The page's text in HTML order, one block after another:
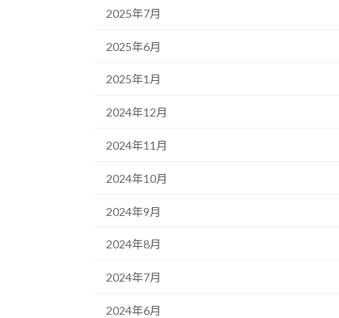
2025年7月
2025年6月
2025年1月
2024年12月
2024年11月
2024年10月
2024年9月
2024年8月
2024年7月
2024年6月